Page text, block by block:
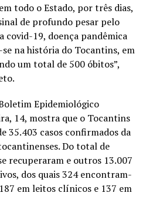
todo o Estado, por três dias,
de profundo pesar pelo
covid-19, doença pandêmica
na história do Tocantins, em
um total de 500 óbitos”,
Epidemiológico
14, mostra que o Tocantins
35.403 casos confirmados da
Do total de
recuperaram e outros 13.007
dos quais 324 encontram-
em leitos clínicos e 137 em